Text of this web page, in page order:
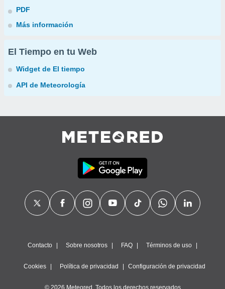
PDF
Más información
El Tiempo en tu Web
Widget de El tiempo
API de Meteorología
Contacto Sobre nosotros FAQ Términos de uso
Cookies Política de privacidad Configuración de privacidad
© 2026 Meteored. Todos los derechos reservados